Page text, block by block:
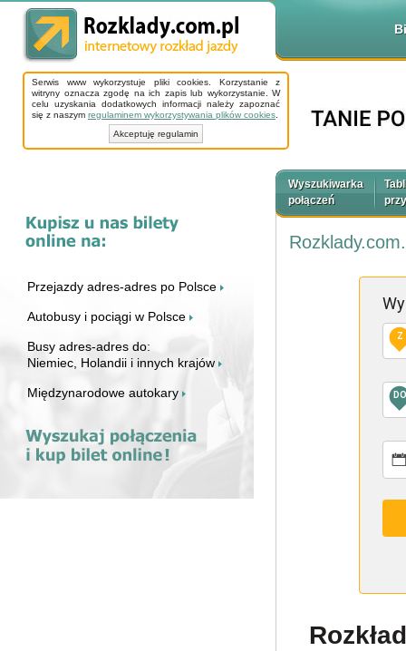
Serwis www wykorzystuje pliki cookies. Korzystanie z
witryny oznacza zgodę na ich zapis lub wykorzystanie. W
celu uzyskania dodatkowych informacji należy zapoznać
się z naszym regulaminem wykorzystywania plików cookies
Akceptuję regulamin
Przejazdy adres-adres po Polsce
Autobusy i pociągi w Polsce
Busy adres-adres do:
Niemiec, Holandii i innych krajów
Międzynarodowe autokary
Wyszukiwarka
połączeń
Z
DO